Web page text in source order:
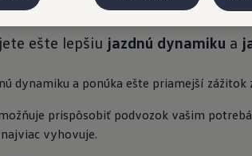
ešte lepšiu jazdnú dynamiku a
dynamiku a ponúka ešte priamejší zážitok
prispôsobiť podvozok vašim
vyhovuje.